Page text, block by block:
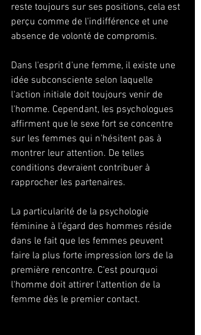
reste toujours sur ses positions, cela est
perçu comme de l'indifférence et une
absence de volonté de compromis.
Dans l'esprit d'une femme, il existe une
idée subconsciente selon laquelle
l'action initiale doit toujours venir de
l'homme. Cependant, les psychologues
affirment que le sexe fort se concentre
sur les femmes qui n'hésitent pas à
montrer leur attention. De telles
conditions devraient contribuer à
rapprocher les partenaires.
La particularité de la psychologie
féminine à l'égard des hommes réside
dans le fait que les femmes peuvent
faire la plus forte impression lors de la
première rencontre. C'est pourquoi
l'homme doit attirer l'attention de la
femme dès le premier contact.